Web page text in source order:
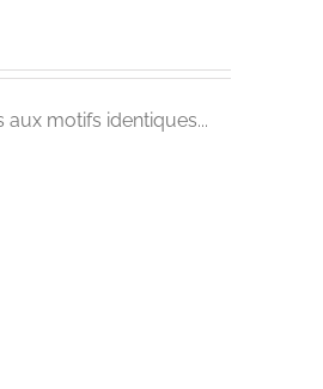
motifs identiques...